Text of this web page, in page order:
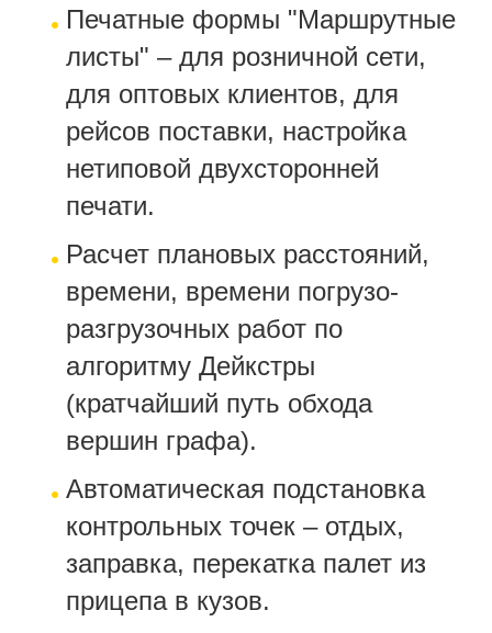
Печатные формы "Маршрутные
листы" – для розничной сети,
для оптовых клиентов, для
рейсов поставки, настройка
нетиповой двухсторонней
печати.
Расчет плановых расстояний,
времени, времени погрузо-
разгрузочных работ по
алгоритму Дейкстры
(кратчайший путь обхода
вершин графа).
Автоматическая подстановка
контрольных точек – отдых,
заправка, перекатка палет из
прицепа в кузов.